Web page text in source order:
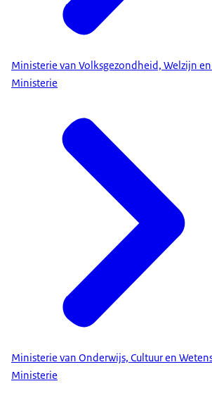
Ministerie van Volksgezondheid, Welzijn
Ministerie
Ministerie van Onderwijs, Cultuur en
Ministerie